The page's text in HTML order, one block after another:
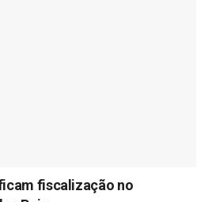
fiscalização no